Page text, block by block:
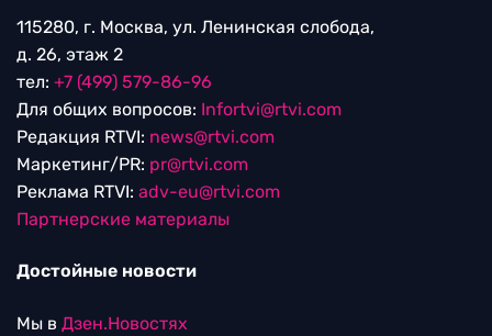
115280, г. Москва, ул. Ленинская слобода,
д. 26, этаж 2
тел: +7 (499) 579-86-96
Для общих вопросов: Infortvi@rtvi.com
Редакция RTVI: news@rtvi.com
Маркетинг/PR: pr@rtvi.com
Реклама RTVI: adv-eu@rtvi.com
Партнерские материалы
Достойные новости
Мы в Дзен.Новостях